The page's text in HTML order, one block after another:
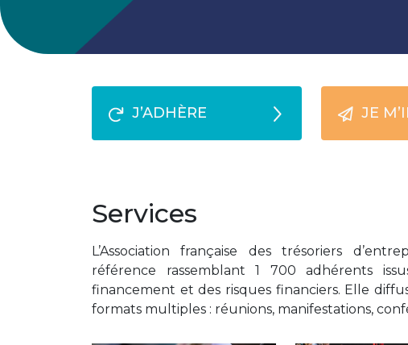
J’ADHÈRE JE
Services
L’Association française des trésoriers
référence rassemblant 1 700 adhérents
financement et des risques financiers. Elle
formats multiples : réunions, manifestations,